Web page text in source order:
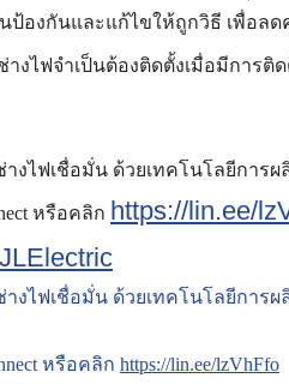
นป้องกันและแก้ไขให้ถูกวิธี เพื่อ
งไฟจำเป็นต้องติดตั้งเมื่อมีการติ
างไฟเชื่อมั่น ด้วยเทคโนโลยีกา
หรือคลิก https://lin.ee/
งไฟเชื่อมั่น ด้วยเทคโนโลยีการ
หรือคลิก https://lin.ee/lzVhFfo